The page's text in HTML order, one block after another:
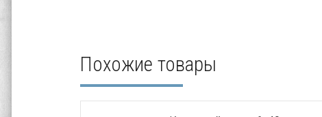
Похожие товары